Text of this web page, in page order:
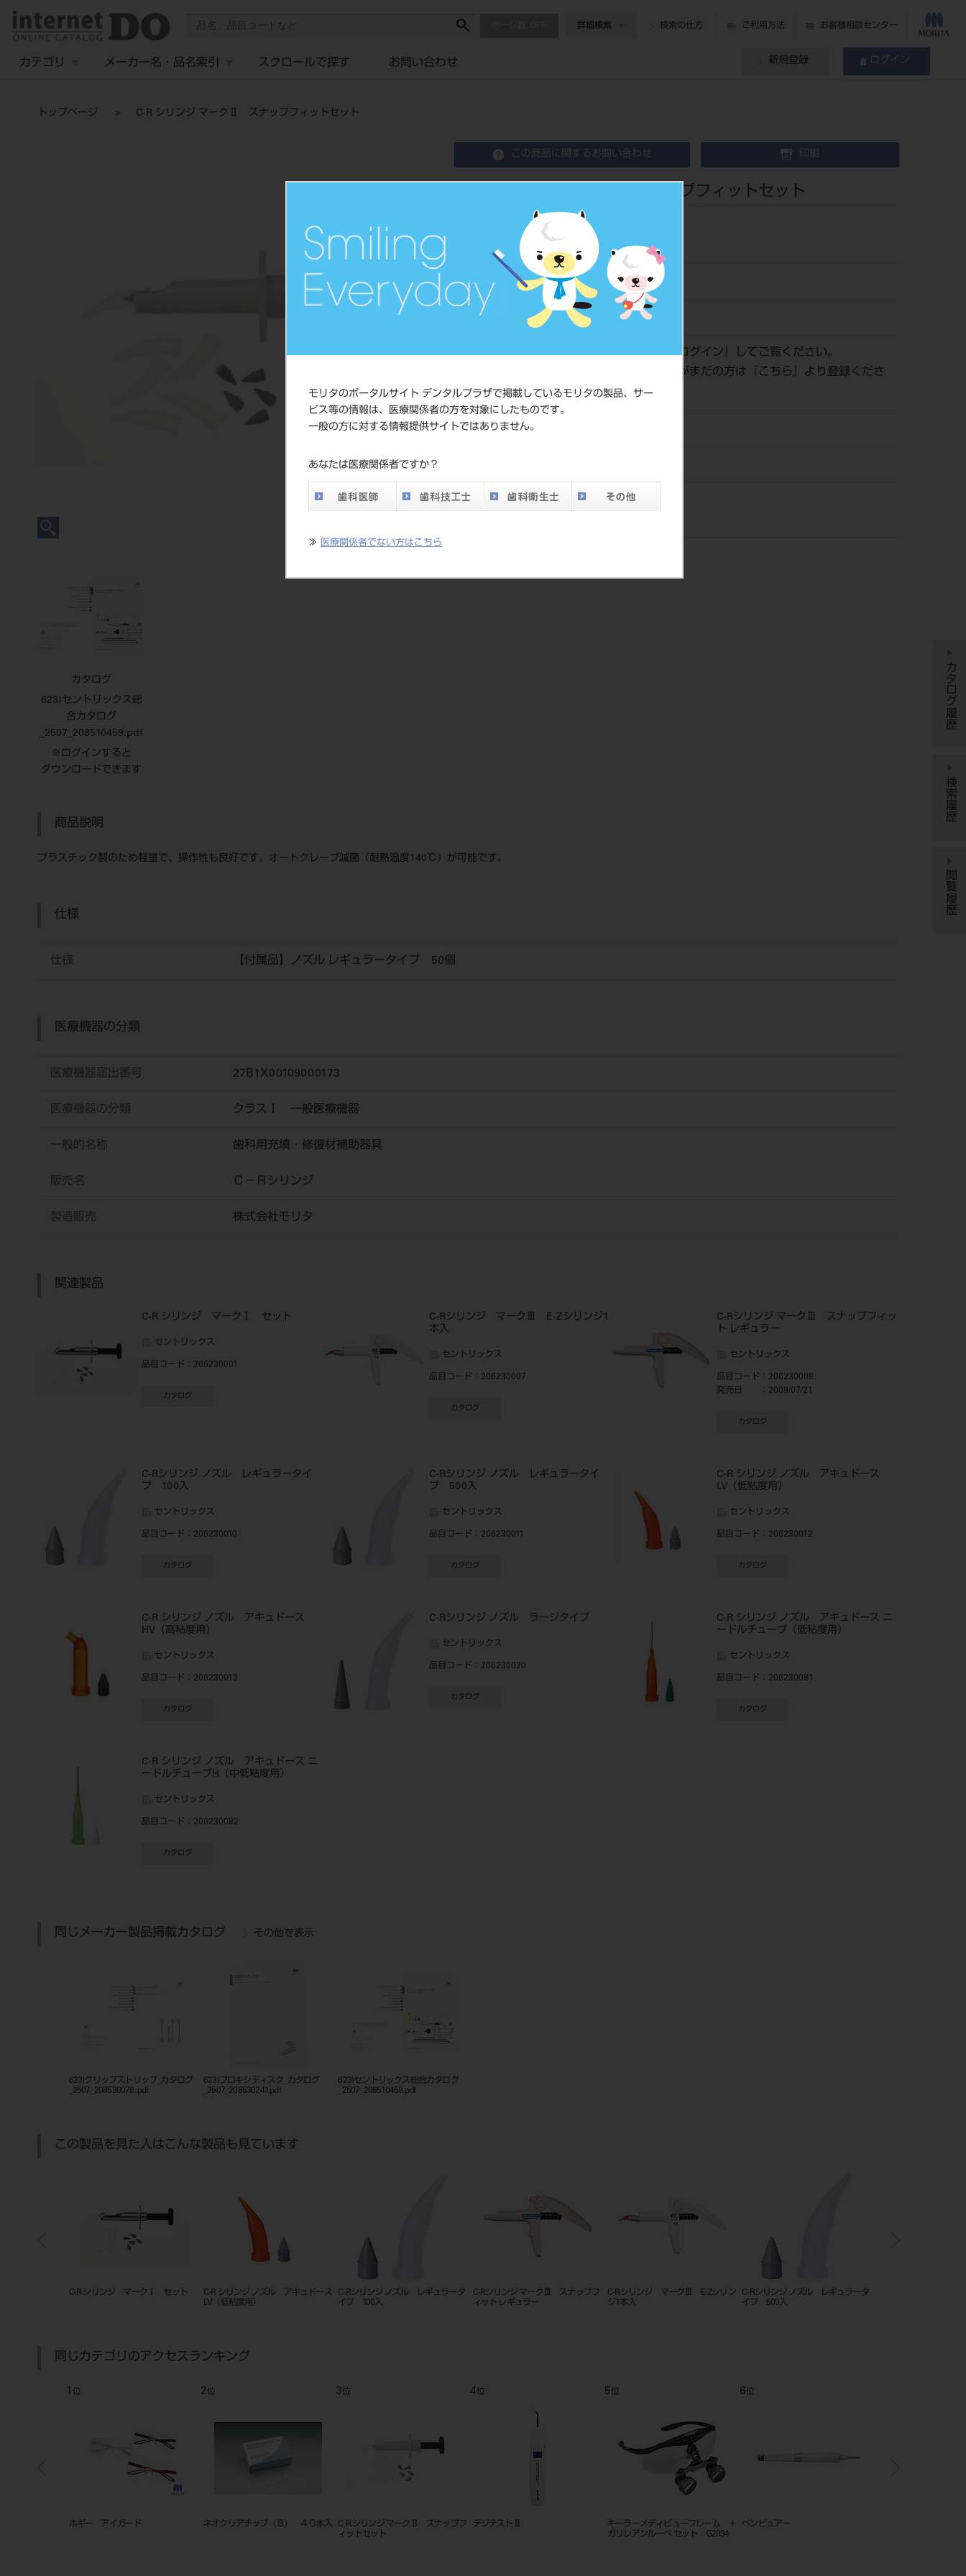
モリタのポータルサイト デンタルプラザで掲載しているモリタの製品、サー
ビス等の情報は、医療関係者の方を対象にしたものです。
一般の方に対する情報提供サイトではありません。
あなたは医療関係者ですか？
≫ 医療関係者でない方はこちら
詳細検索 検索の仕方 ご利用方法 お客様相談センター
カテゴリ メーカー名・品名索引 スクロールで探す お問い合わせ 新規登録 ログイン
トップページ C-R シリンジ マークⅡ スナップフィットセット
この商品に関するお問い合わせ 印刷
C-R シリンジ マークⅡ スナップフィットセット
歯科用充填・修復材補助器具
品目コード 206230003
JAN/EANコード 4560266528541
価格の確認は『ログイン 』してご覧ください。
ネット会員登録がまだの方は『
こちら
』より登録くださ
い。
発売日
DO vol.26 掲載ペー
280
カタログ
623)セントリックス総
合カタログ
_2507_208510459.pdf
※ログインすると
ダウンロードできます
商品説明
プラスチック製のため軽量で、操作性も良好です。オートクレーブ滅菌（耐熱温度140℃）が可能です。
仕様
仕様 【付属品】ノズル レギュラータイプ 50個
医療機器の分類
医療機器届出番号 27B1X00109000173
医療機器の分類 クラスⅠ 一般医療機器
一般的名称 歯科用充填・修復材補助器具
販売名 Ｃ－Ｒシリンジ
製造販売 株式会社モリタ
関連製品
C-R シリンジ マークⅠ セット
セントリックス
品目コード ：206230001
カタログ
C-Rシリンジ マークⅢ E-Zシリンジ1
本入
セントリックス
品目コード ：206230007
カタログ
C-Rシリンジ マークⅢ スナップフィッ
ト レギュラー
セントリックス
品目コード ：206230008
発売日
：2009/07/21
カタログ
C-Rシリンジ ノズル レギュラータイ
プ 100入
セントリックス
品目コード ：206230010
カタログ
C-Rシリンジ ノズル レギュラータイ
プ 500入
セントリックス
品目コード ：206230011
カタログ
C-R シリンジ ノズル アキュドース
LV（低粘度用）
セントリックス
品目コード ：206230012
カタログ
C-R シリンジ ノズル アキュドース
HV（高粘度用）
セントリックス
品目コード ：206230013
カタログ
C-Rシリンジ ノズル ラージタイプ
セントリックス
品目コード ：206230020
カタログ
C-R シリンジ ノズル アキュドース ニ
ードルチューブ（低粘度用）
セントリックス
品目コード ：206230081
カタログ
C-R シリンジ ノズル アキュドース ニ
ードルチューブH（中低粘度用）
セントリックス
品目コード ：206230082
カタログ
同じメーカー製品掲載カタログ その他を表示
623)グリップストリップ_カタログ
_2507_208530078..pdf
623)プロキシディスク_カタログ
_2507_208530241.pdf
623)セントリックス総合カタログ
_2507_208510459.pdf
この製品を見た人はこんな製品も見ています
C-Rシリンジ ノズル ラージタイプ
C-R シリンジ ノズル アキュドース
ニードルチューブ（低粘度用）
エンド ゲージ コンポジットシリンジ タイプ２ C-R シリンジ マークⅠ セット
C-R シリンジ ノズル アキュドース
LV（低粘度用）
同じカテゴリのアクセスランキング
7 位
オーラ注歯科用カートリッジ １．
8 位
バキュームチップＡ－１新型 ２個
9位
マルチサクション Eタイプ
10位
カラーバキュームチップゴムソフ
11位
ダイアグノデント ペン ディスプレ
イセット
12位
スマートペグ （5入）
カタログ履歴
検索履歴
閲覧履歴